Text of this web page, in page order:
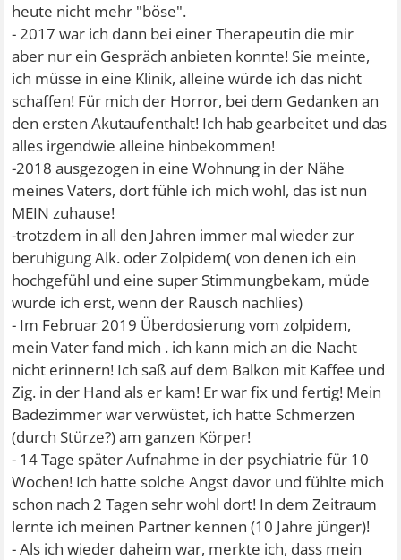
heute nicht mehr "böse".
- 2017 war ich dann bei einer Therapeutin die mir
aber nur ein Gespräch anbieten konnte! Sie meinte,
ich müsse in eine Klinik, alleine würde ich das nicht
schaffen! Für mich der Horror, bei dem Gedanken an
den ersten Akutaufenthalt! Ich hab gearbeitet und das
alles irgendwie alleine hinbekommen!
-2018 ausgezogen in eine Wohnung in der Nähe
meines Vaters, dort fühle ich mich wohl, das ist nun
MEIN zuhause!
-trotzdem in all den Jahren immer mal wieder zur
beruhigung Alk. oder Zolpidem( von denen ich ein
hochgefühl und eine super Stimmungbekam, müde
wurde ich erst, wenn der Rausch nachlies)
- Im Februar 2019 Überdosierung vom zolpidem,
mein Vater fand mich . ich kann mich an die Nacht
nicht erinnern! Ich saß auf dem Balkon mit Kaffee und
Zig. in der Hand als er kam! Er war fix und fertig! Mein
Badezimmer war verwüstet, ich hatte Schmerzen
(durch Stürze?) am ganzen Körper!
- 14 Tage später Aufnahme in der psychiatrie für 10
Wochen! Ich hatte solche Angst davor und fühlte mich
schon nach 2 Tagen sehr wohl dort! In dem Zeitraum
lernte ich meinen Partner kennen (10 Jahre jünger)!
- Als ich wieder daheim war, merkte ich, dass mein